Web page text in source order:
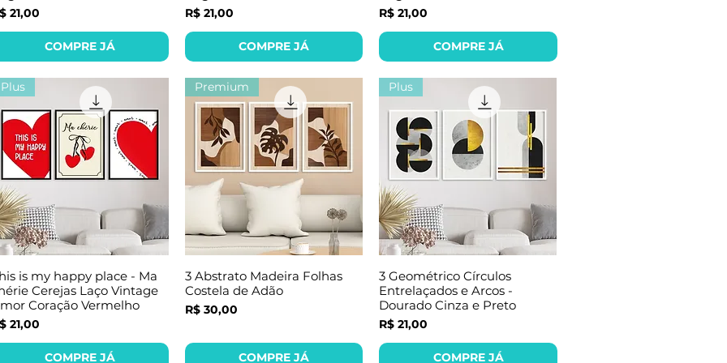
21,00
COMPRE JÁ
Preço
R$ 21,00
COMPRE JÁ
Preço
R$ 21,00
COMPRE JÁ
Plus
is my happy place - Ma
Cerejas Laço Vintage
Coração Vermelho
21,00
COMPRE JÁ
Premium
3 Abstrato Madeira Folhas
Costela de Adão
Preço
R$ 30,00
COMPRE JÁ
Plus
3 Geométrico Círculos
Entrelaçados e Arcos -
Dourado Cinza e Preto
Preço
R$ 21,00
COMPRE JÁ